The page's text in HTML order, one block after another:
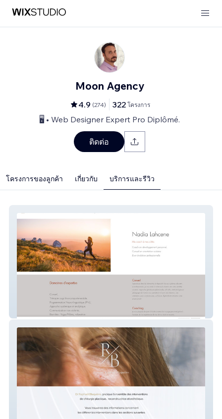
Moon Agency
4.9 (274) 322 โครงการ
🖥️ • Web Designer Expert Pro Diplômé.
ติดต่อ
โครงการของลูกค้า เกี่ยวกับ บริการและรีวิว
NL Conseil Coaching